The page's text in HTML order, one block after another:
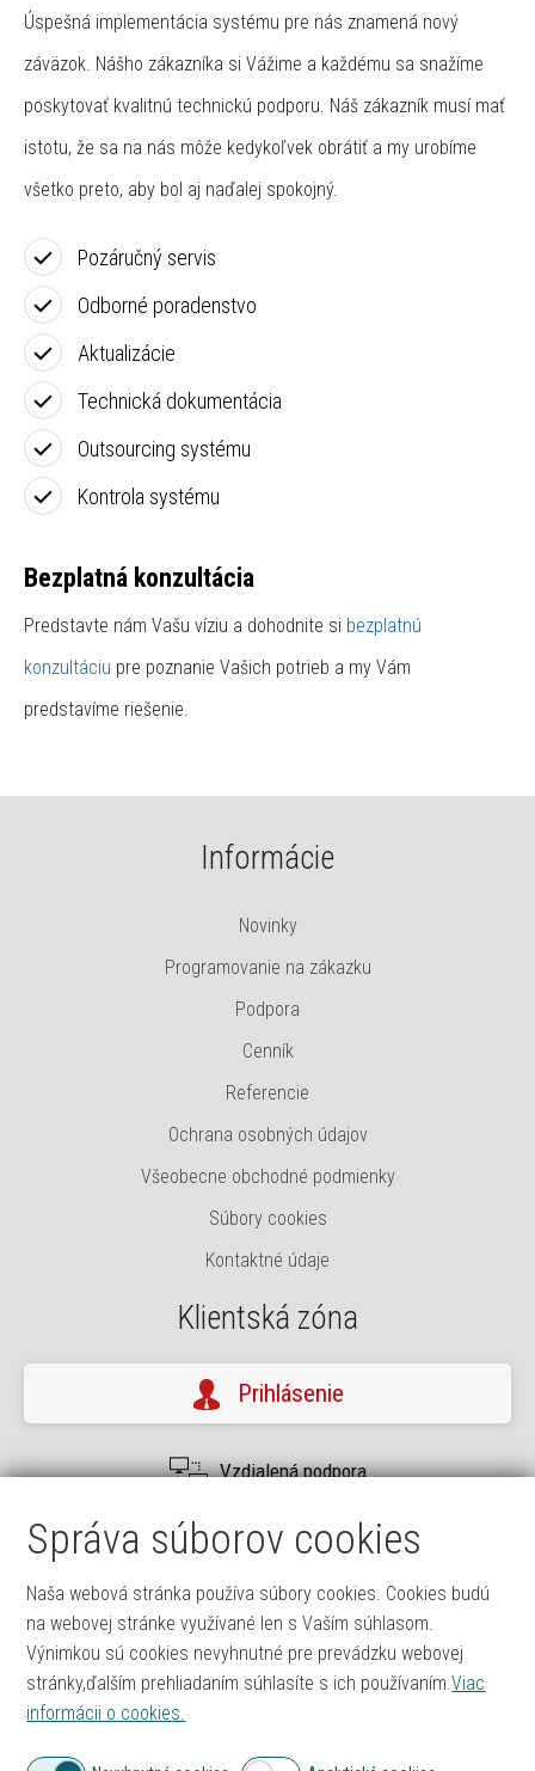
Úspešná implementácia systému pre nás znamená nový
záväzok. Nášho zákazníka si Vážime a každému sa snažíme
poskytovať kvalitnú technickú podporu. Náš zákazník musí mať
istotu, že sa na nás môže kedykoľvek obrátiť a my urobíme
všetko preto, aby bol aj naďalej spokojný.
Pozáručný servis
Odborné poradenstvo
Aktualizácie
Technická dokumentácia
Outsourcing systému
Kontrola systému
Bezplatná konzultácia
Predstavte nám Vašu víziu a dohodnite si bezplatnú
konzultáciu pre poznanie Vašich potrieb a my Vám
predstavíme riešenie.
Informácie
Novinky
Programovanie na zákazku
Podpora
Cenník
Referencie
Ochrana osobných údajov
Všeobecne obchodné podmienky
Súbory cookies
Kontaktné údaje
Klientská zóna
Prihlásenie
Vzdialená podpora
Užívateľský manuál
Rýchly kontakt
Technická podpora
Správa súborov cookies
Naša webová stránka používa súbory cookies. Cookies budú
na webovej stránke využívané len s Vaším súhlasom.
Výnimkou sú cookies nevyhnutné pre prevádzku webovej
stránky,ďalším prehliadaním súhlasíte s ich používaním.Viac
informácii o cookies.